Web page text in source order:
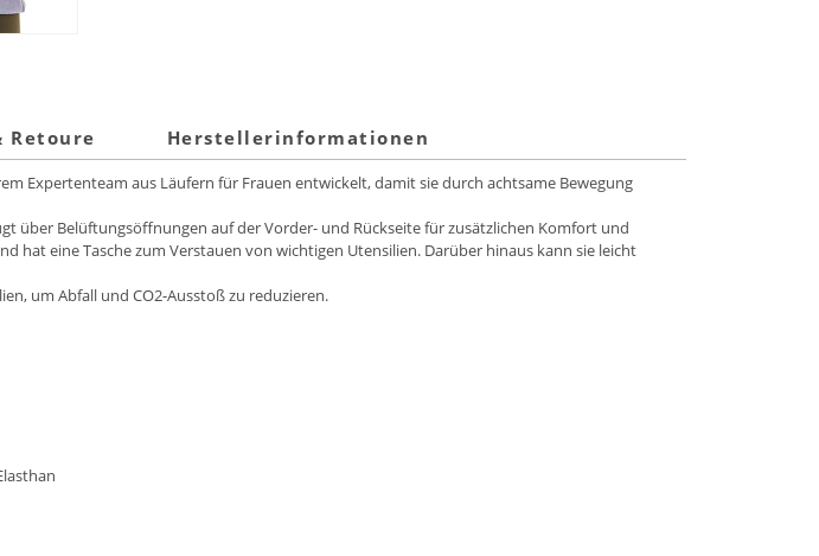
Retoure Herstellerinformationen
Expertenteam aus Läufern für Frauen entwickelt, damit sie durch achtsame Bewegung
über Belüftungsöffnungen auf der Vorder- und Rückseite für zusätzlichen Komfort und
eine Tasche zum Verstauen von wichtigen Utensilien. Darüber hinaus kann sie leicht
um Abfall und CO2-Ausstoß zu reduzieren.